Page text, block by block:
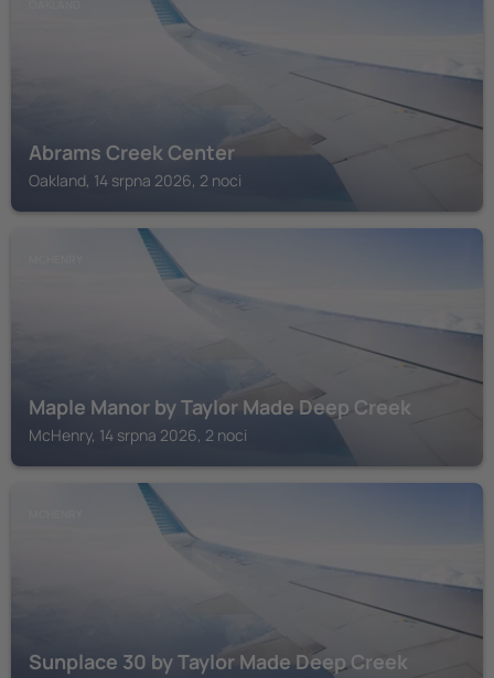
Abrams Creek Center
Oakland, 14 srpna 2026, 2 noci
Maple Manor by Taylor Made Deep Creek
McHenry, 14 srpna 2026, 2 noci
Sunplace 30 by Taylor Made Deep Creek